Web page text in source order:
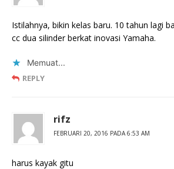
Istilahnya, bikin kelas baru. 10 tahun lagi
cc dua silinder berkat inovasi Yamaha.
Memuat...
REPLY
rifz
FEBRUARI 20, 2016 PADA 6:53 AM
harus kayak gitu